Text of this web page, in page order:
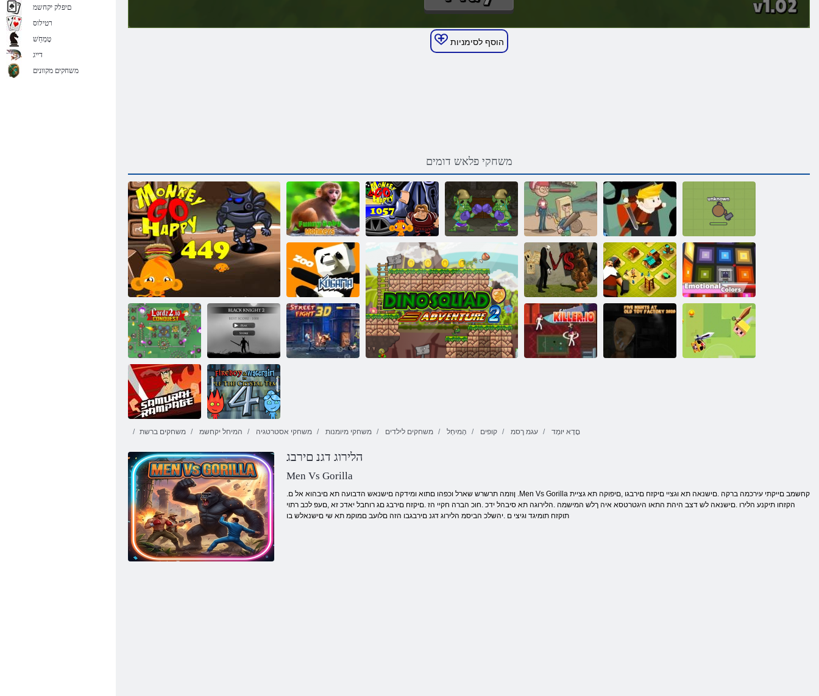
הוסף לסימניות
משחקי פלאש דומים
ףוק לש 449 בלש
קיחצמ קונית ףוק
Monkey Go
Happy Stage
1057
לורט ףורגיא
תירוחאה רצחב
םירוביג
הצימא התיכ .ומומ Less
תויחה ןג :המאגוק ידרפ דגנ ןמרדנס ריעה ןיינב
Kogama: תישגר
םיעבצ
.2 זדרול less / 2 רוחש ריבא
םיארומס
תוללותשה
WaterGirl 4:
Temple Crystal
משחקים ברשת המיחל יקחשמ משחקי אסטרטגיה משחקי מיומנות משחקים לילדים הָמיִחְל קופים עגמ ךסמ םָדָא יּומְד
הלירוג דגנ םירבג
Men Vs Gorilla
.ןוזמה תרשרש שארל וכפהו םתוא ומידקה םישנאש הדבועה תא םיבהוא אל ם .Men Vs Gorilla קחשמב םייקתי עירכמה ברקה .םישנאה תא וגציי םיקזח םירבגו ,םיפוקה תא גציית
הקזחו תיקנע הלירו .םישנאה לש דצב היהת התאו היגטרטסא איה ךלש המישמה .הלירוגה תא סיבהל ידכ .חוכ הברה חקיי הז .םיקזח םירבג םג רוחבל יאדכ זא ,םעפ לכב רתוי
תוקזח תומיגד וגיצי ם .יהשלכ הביסמ הלירוג דגנ םירבגבו הזה םלועב םמוקמ תא שי םישנאלש בו
םיפלק יקחשמ
רטילוס
טָמְחַׁש
דייג
משחקים מקוונים